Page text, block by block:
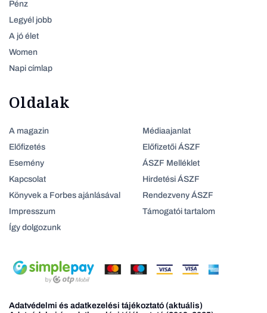
Pénz
Legyél jobb
A jó élet
Women
Napi címlap
Oldalak
A magazin
Előfizetés
Esemény
Kapcsolat
Könyvek a Forbes ajánlásával
Impresszum
Így dolgozunk
Médiaajanlat
Előfizetői ÁSZF
ÁSZF Melléklet
Hirdetési ÁSZF
Rendezveny ÁSZF
Támogatói tartalom
Adatvédelmi és adatkezelési tájékoztató (aktuális)